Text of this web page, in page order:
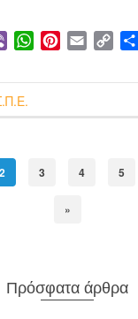
Viber WhatsApp
Pinterest
Email Copy
2 3 4 5
»
Πρόσφατα άρθρα